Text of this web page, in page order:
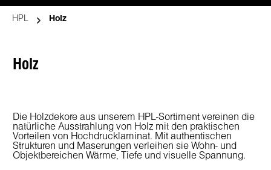
HPL Holz
Holz
Die Holzdekore aus unserem HPL-Sortiment vereinen die
natürliche Ausstrahlung von Holz mit den praktischen
Vorteilen von Hochdrucklaminat. Mit authentischen
Strukturen und Maserungen verleihen sie Wohn- und
Objektbereichen Wärme, Tiefe und visuelle Spannung.